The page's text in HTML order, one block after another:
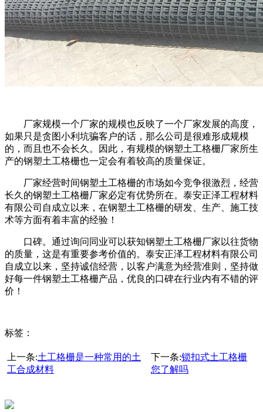
厂家规模一个厂家的规模也反映了一个厂家发展的高度，
如果只是贪图小利坑骗客户的话，那么公司是很难形成规模
的，而且也不会长久。因此，有规模的钢塑土工格栅厂家所生
产的钢塑土工格栅也一定会有着较高的质量保证。
厂家经营时间钢塑土工格栅的市场如今竞争很激烈，经营
长久的钢塑土工格栅厂家必定有优势所在。泰安正泽工程材料
有限公司自成立以来，在钢塑土工格栅的研发、生产、施工技
术等方面有着丰富的经验！
口碑。通过询问同业可以获知钢塑土工格栅厂家以往货物
的质量，这是有重要参考价值的。泰安正泽工程材料有限公司
自成立以来，坚持诚信经营，以客户满意为经营准则，坚持做
好每一件钢塑土工格栅产品，优良的口碑在行业内有不错的评
价！
标签：
上一条:土工格栅是一种常用的土
工合成材料
下一条:锁扣式土工格栅
您了解吗